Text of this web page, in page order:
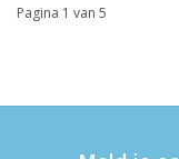
Pagina 1 van 5